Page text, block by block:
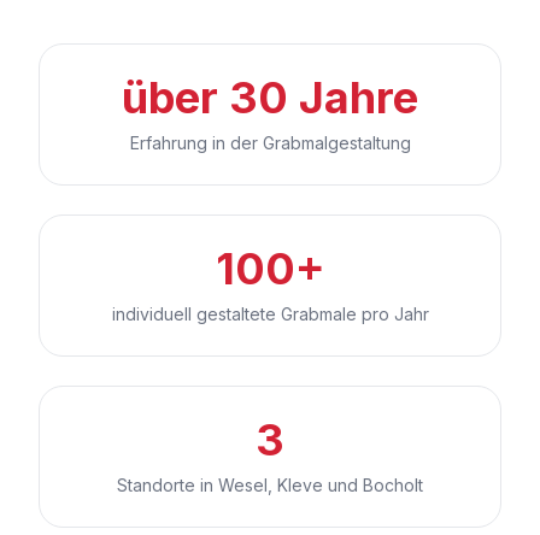
über 30 Jahre
Erfahrung in der Grabmalgestaltung
100+
individuell gestaltete Grabmale pro Jahr
3
Standorte in Wesel, Kleve und Bocholt